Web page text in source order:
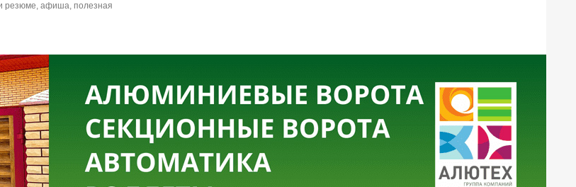
резюме, афиша, полезная